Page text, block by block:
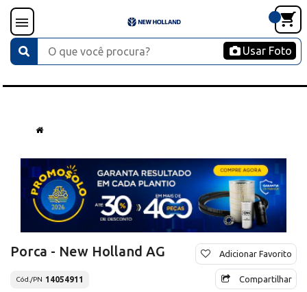
Usar Foto
Porca - New Holland AG
Cód./PN 14054911
Adicionar Favorito
Compartilhar